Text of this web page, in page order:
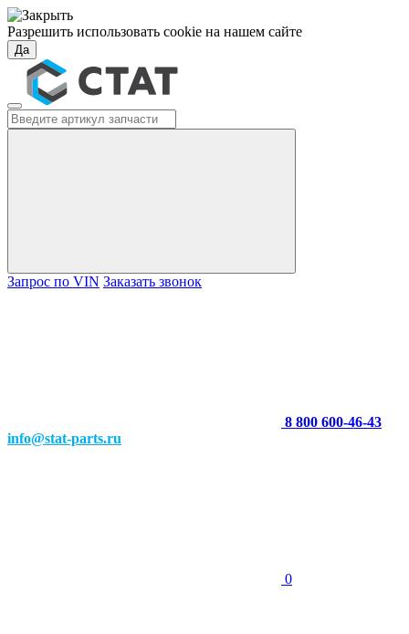
Разрешить использовать cookie на нашем сайте
Да
Запрос по VIN Заказать звонок
8 800 600-46-43
info@stat-parts.ru
0